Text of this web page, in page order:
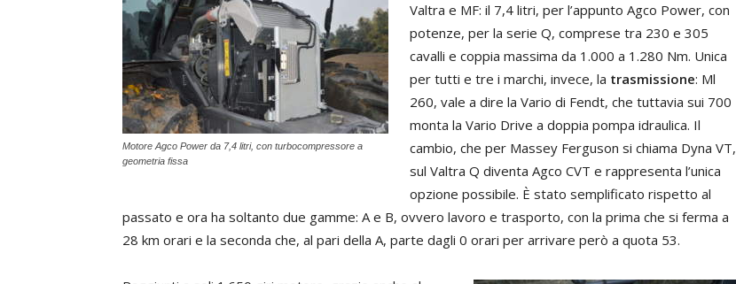
Motore Agco Power da 7,4 litri, con turbocompressore a
geometria fissa
Valtra e MF: il 7,4 litri, per l’appunto Agco Power, con
potenze, per la serie Q, comprese tra 230 e 305
cavalli e coppia massima da 1.000 a 1.280 Nm. Unica
per tutti e tre i marchi, invece, la trasmissione: Ml
260, vale a dire la Vario di Fendt, che tuttavia sui 700
monta la Vario Drive a doppia pompa idraulica. Il
cambio, che per Massey Ferguson si chiama Dyna VT,
sul Valtra Q diventa Agco CVT e rappresenta l’unica
opzione possibile. È stato semplificato rispetto al
passato e ora ha soltanto due gamme: A e B, ovvero lavoro e trasporto, con la prima che si ferma a
28 km orari e la seconda che, al pari della A, parte dagli 0 orari per arrivare però a quota 53.